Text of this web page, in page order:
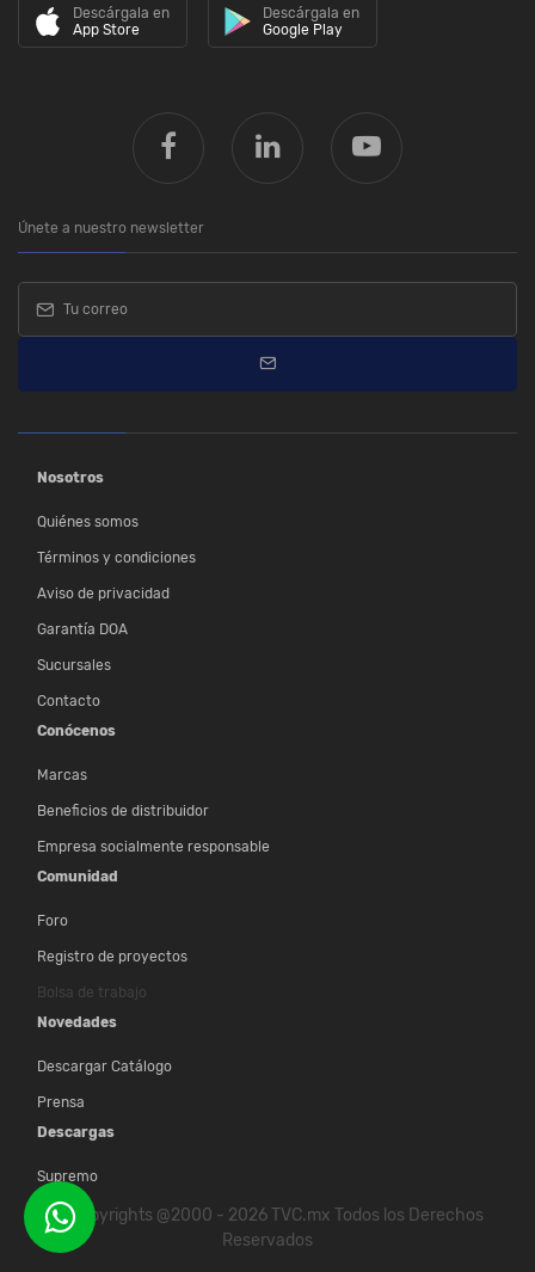
Descárgala en
App Store
Descárgala en
Google Play
Únete a nuestro newsletter
Nosotros
Quiénes somos
Términos y condiciones
Aviso de privacidad
Garantía DOA
Sucursales
Contacto
Conócenos
Marcas
Beneficios de distribuidor
Empresa socialmente responsable
Comunidad
Foro
Registro de proyectos
Bolsa de trabajo
Novedades
Descargar Catálogo
Prensa
Descargas
Supremo
© Copyrights @2000 - 2026 TVC.mx Todos los Derechos
Reservados